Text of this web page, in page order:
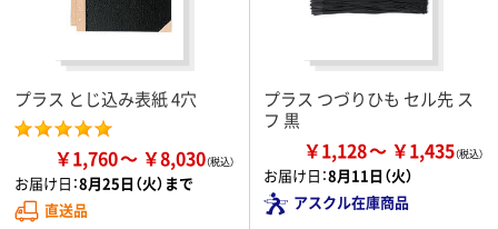
プラス とじ込み表紙 4穴
￥1,760 ￥8,030
お届け日：8月25日（火）まで
直送品
プラス つづりひも セル先 ス
フ 黒
￥1,128 ￥1,435
お届け日：8月11日（火）
アスクル在庫商品